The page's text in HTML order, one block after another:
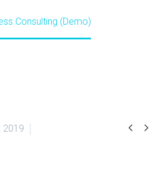
Consulting (Demo)
 
2019